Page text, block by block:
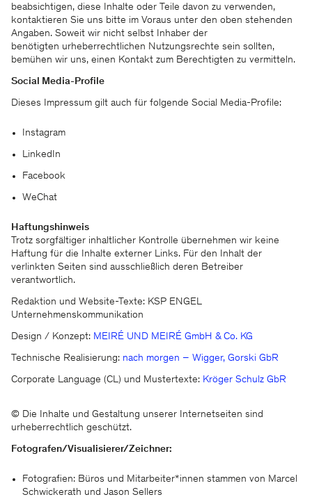
beabsichtigen, diese Inhalte oder Teile davon zu verwenden,
kontaktieren Sie uns bitte im Voraus unter den oben stehenden
Angaben. Soweit wir nicht selbst Inhaber der
benötigten urheberrechtlichen Nutzungsrechte sein sollten,
bemühen wir uns, einen Kontakt zum Berechtigten zu vermitteln.
Social Media-Profile
Dieses Impressum gilt auch für folgende Social Media-Profile:
Instagram
LinkedIn
Facebook
WeChat
Haftungshinweis
Trotz sorgfältiger inhaltlicher Kontrolle übernehmen wir keine
Haftung für die Inhalte externer Links. Für den Inhalt der
verlinkten Seiten sind ausschließlich deren Betreiber
verantwortlich.
Redaktion und Website-Texte: KSP ENGEL
Unternehmenskommunikation
Design / Konzept: MEIRÉ UND MEIRÉ GmbH & Co. KG
Technische Realisierung: nach morgen – Wigger, Gorski GbR
Corporate Language (CL) und Mustertexte: Kröger Schulz GbR
© Die Inhalte und Gestaltung unserer Internetseiten sind
urheberrechtlich geschützt.
Fotografen/Visualisierer/Zeichner:
Fotografien: Büros und Mitarbeiter*innen stammen von Marcel
Schwickerath und Jason Sellers
Wir halten Sie gern auf dem
Laufenden.
Kontakt
Impressum
Hinweisgeber
LinkedIn